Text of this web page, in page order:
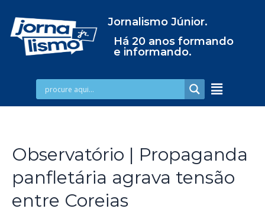
Jornalismo Júnior.
Há 20 anos formando
e informando.
Observatório | Propaganda
panfletária agrava tensão
entre Coreias